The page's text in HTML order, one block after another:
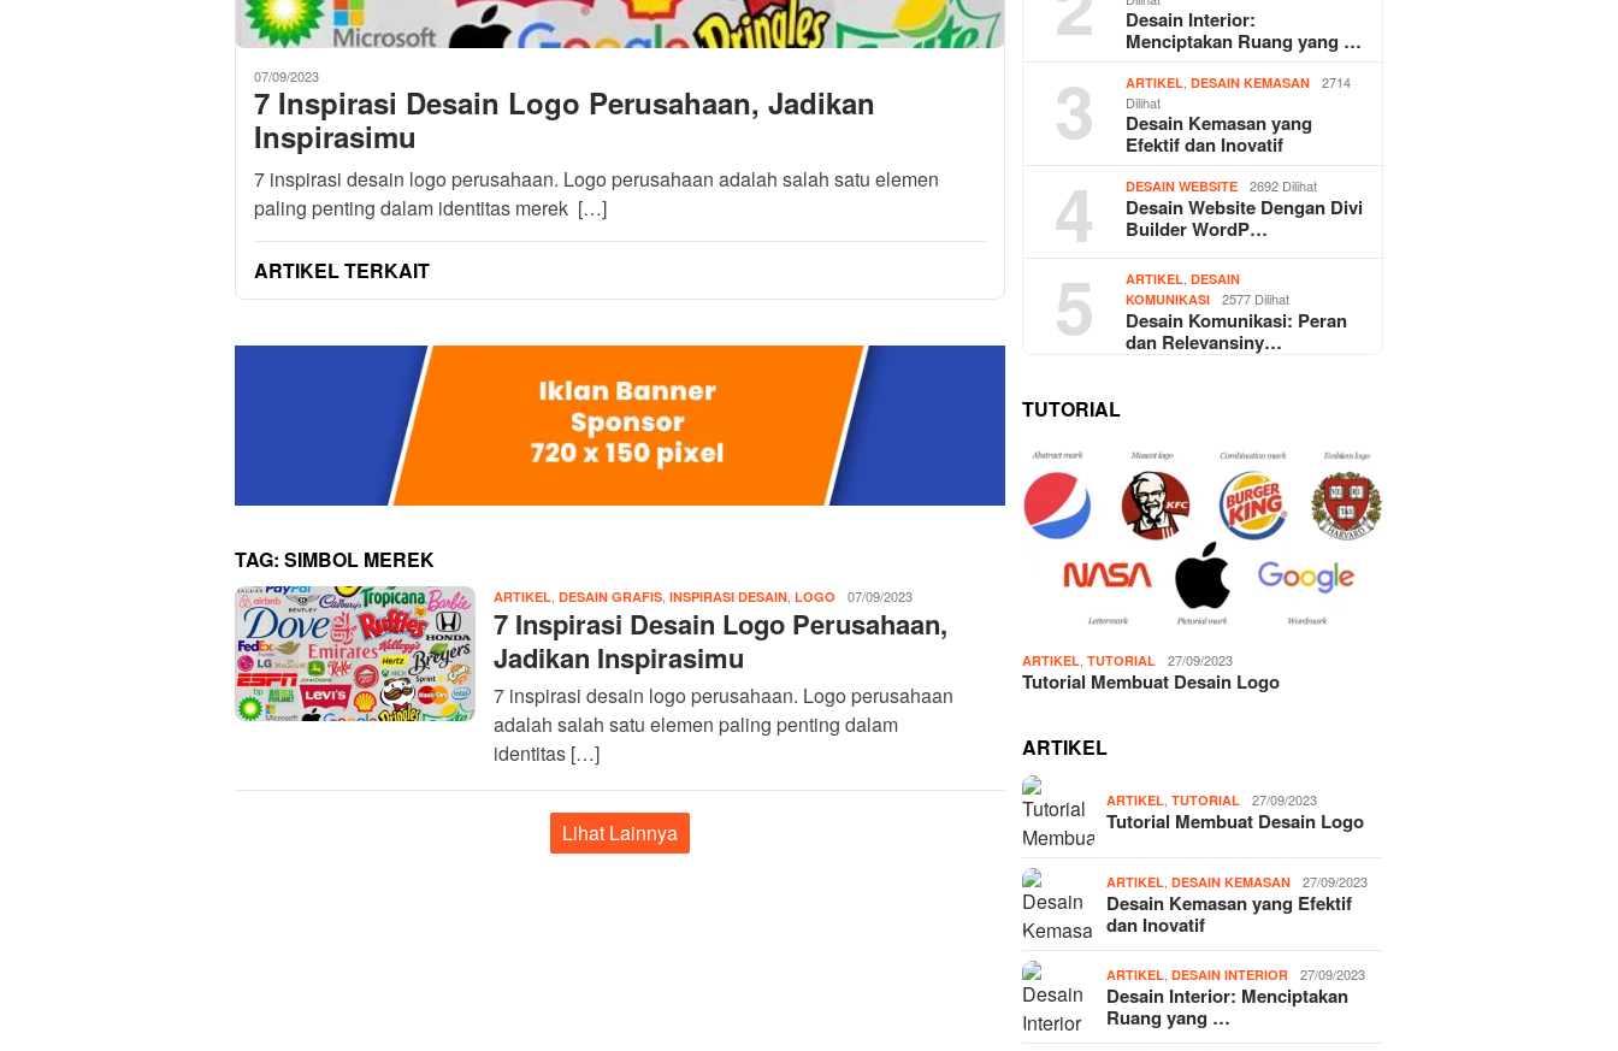
07/09/2023
7 Inspirasi Desain Logo Perusahaan, Jadikan
Inspirasimu
7 inspirasi desain logo perusahaan. Logo perusahaan adalah salah satu elemen
paling penting dalam identitas merek […]
ARTIKEL TERKAIT
TAG: SIMBOL MEREK
ARTIKEL DESAIN GRAFIS INSPIRASI DESAIN LOGO IDN
07/09/2023
7 Inspirasi Desain Logo Perusahaan,
Jadikan Inspirasimu
7 inspirasi desain logo perusahaan. Logo perusahaan
adalah salah satu elemen paling penting dalam
identitas […]
Lihat Lainnya
Desain Interior:
Menciptakan Ruang yang …
3 ARTIKEL ,DESAIN KEMASAN
2714
Dilihat
Desain Kemasan yang
Efektif dan Inovatif
4 DESAIN WEBSITE 2692 Dilihat
Desain Website Dengan Divi
Builder WordP…
5 ARTIKEL ,DESAIN
KOMUNIKASI
2577 Dilihat
Desain Komunikasi: Peran
dan Relevansiny…
TUTORIAL
ARTIKEL ,TUTORIAL 27/09/2023
Tutorial Membuat Desain Logo
ARTIKEL
ARTIKEL ,TUTORIAL 27/09/2023
Tutorial Membuat Desain Logo
ARTIKEL ,DESAIN KEMASAN 27/09/2023
Desain Kemasan yang Efektif
dan Inovatif
ARTIKEL ,DESAIN INTERIOR 27/09/2023
Desain Interior: Menciptakan
Ruang yang …